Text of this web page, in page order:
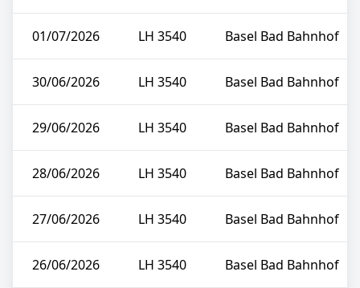
01/07/2026 LH 3540 Basel Bad Bahnhof
30/06/2026 LH 3540 Basel Bad Bahnhof
29/06/2026 LH 3540 Basel Bad Bahnhof
28/06/2026 LH 3540 Basel Bad Bahnhof
27/06/2026 LH 3540 Basel Bad Bahnhof
26/06/2026 LH 3540 Basel Bad Bahnhof